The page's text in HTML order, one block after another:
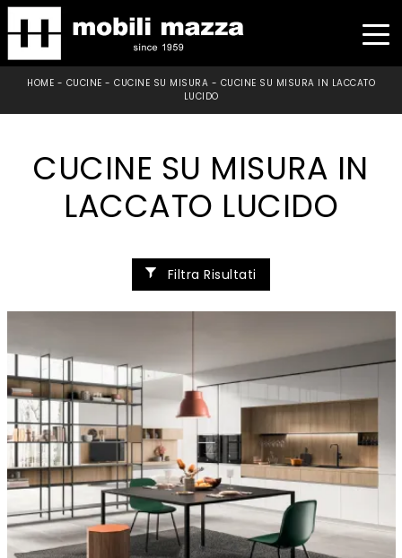
HOME - CUCINE - CUCINE SU MISURA - CUCINE SU MISURA IN LACCATO
LUCIDO
CUCINE SU MISURA IN
LACCATO LUCIDO
Filtra Risultati